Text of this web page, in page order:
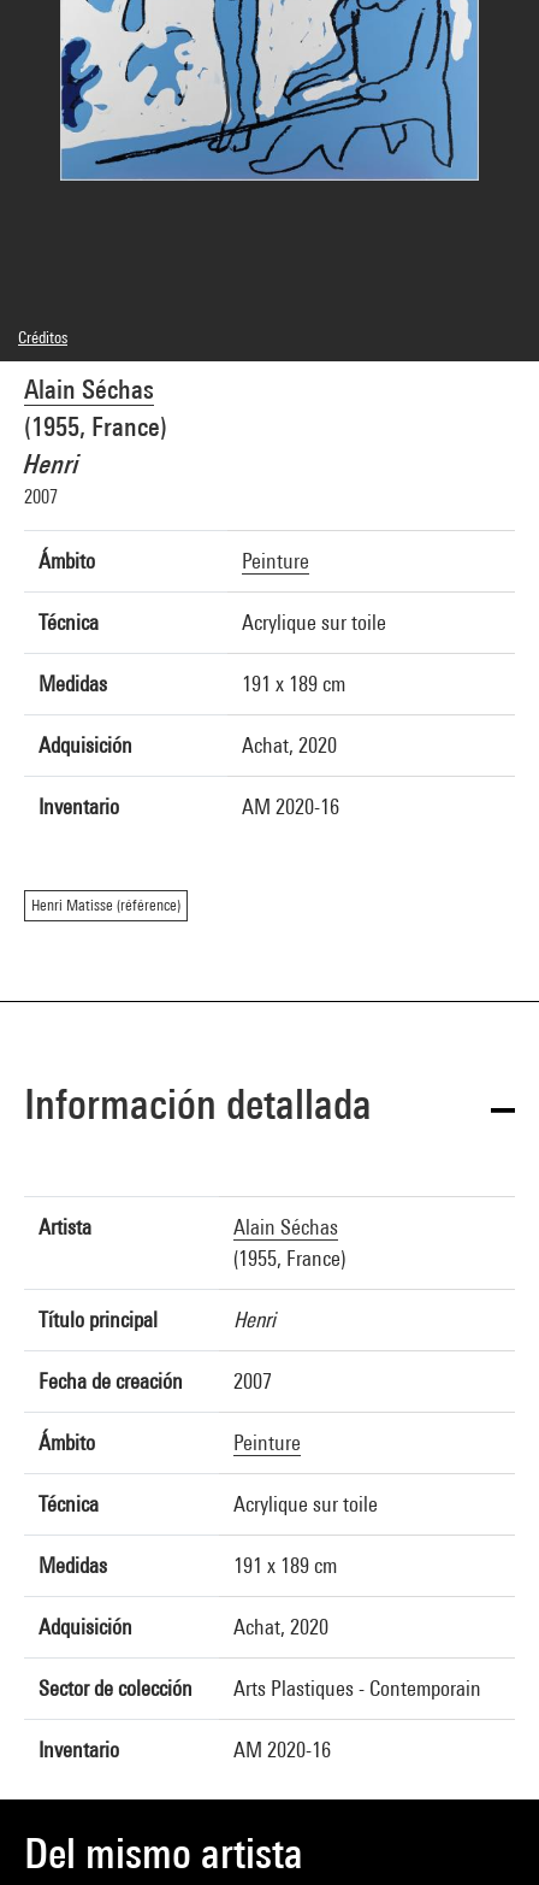
Alain Séchas
(1955, France)
Henri
2007
Ámbito Peinture
Técnica Acrylique sur toile
Medidas 191 x 189 cm
Adquisición Achat, 2020
Inventario AM 2020-16
Henri Matisse (référence)
Créditos
© Adagp, Paris
Créditos fotográficos : Centre Pompidou, MNAM-CCI/Audrey Laurans/Dist.
GrandPalaisRmn
Referencia de la imagen : 4N94913
Difusión de la imagen :
Información detallada
Artista
Alain Séchas
(1955, France)
Título principal Henri
Fecha de creación 2007
Ámbito Peinture
Técnica Acrylique sur toile
Medidas 191 x 189 cm
Adquisición Achat, 2020
Sector de colección Arts Plastiques - Contemporain
Inventario AM 2020-16
Del mismo artista